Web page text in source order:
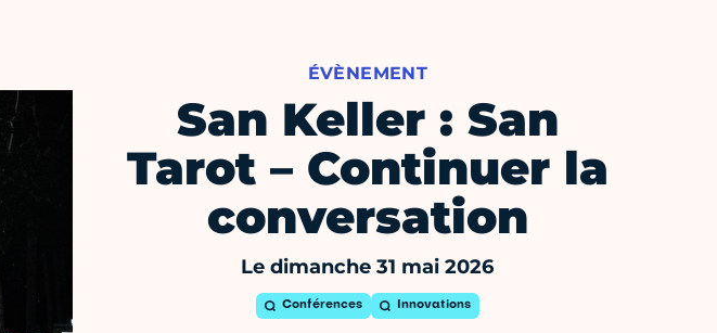
ÉVÈNEMENT
San Keller : San
Tarot – Continuer la
conversation
Le dimanche 31 mai 2026
Conférences Innovations